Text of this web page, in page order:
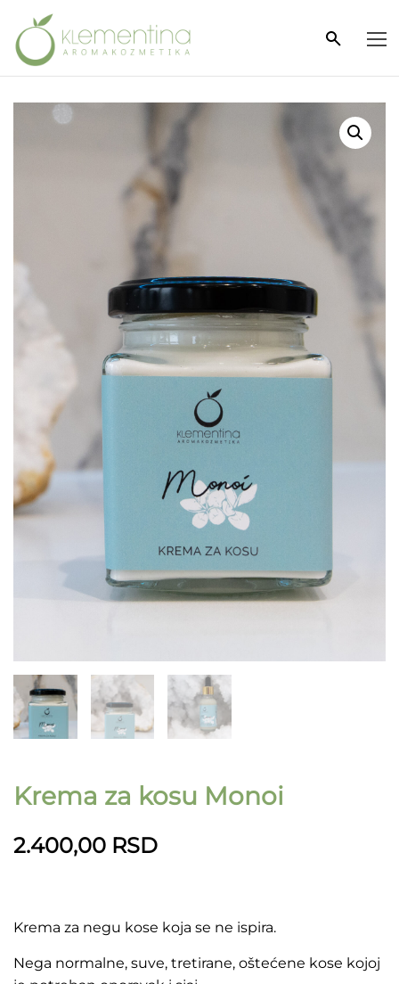
Krema za kosu Monoi
2.400,00 RSD
Krema za negu kose koja se ne ispira.
Nega normalne, suve, tretirane, oštećene kose kojoj